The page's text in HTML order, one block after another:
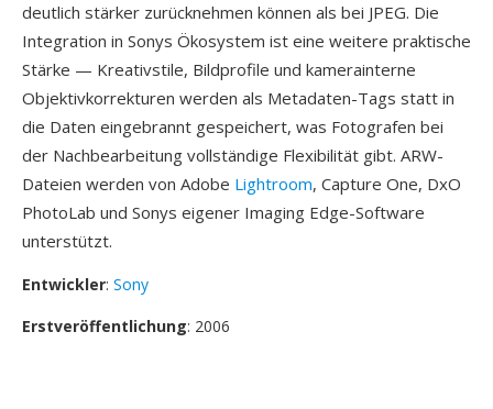
deutlich stärker zurücknehmen können als bei JPEG. Die
Integration in Sonys Ökosystem ist eine weitere praktische
Stärke — Kreativstile, Bildprofile und kamerainterne
Objektivkorrekturen werden als Metadaten-Tags statt in
die Daten eingebrannt gespeichert, was Fotografen bei
der Nachbearbeitung vollständige Flexibilität gibt. ARW-
Dateien werden von Adobe Lightroom, Capture One, DxO
PhotoLab und Sonys eigener Imaging Edge-Software
unterstützt.
Entwickler: Sony
Erstveröffentlichung: 2006